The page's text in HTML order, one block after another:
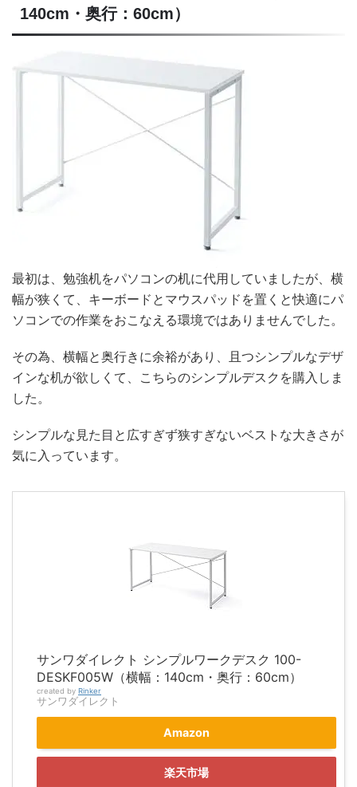
140cm・奥行：60cm）
最初は、勉強机をパソコンの机に代用していましたが、横
幅が狭くて、キーボードとマウスパッドを置くと快適にパ
ソコンでの作業をおこなえる環境ではありませんでした。
その為、横幅と奥行きに余裕があり、且つシンプルなデザ
インな机が欲しくて、こちらのシンプルデスクを購入しま
した。
シンプルな見た目と広すぎず狭すぎないベストな大きさが
気に入っています。
サンワダイレクト シンプルワークデスク 100-
DESKF005W（横幅：140cm・奥行：60cm）
created by Rinker
サンワダイレクト
Amazon
楽天市場